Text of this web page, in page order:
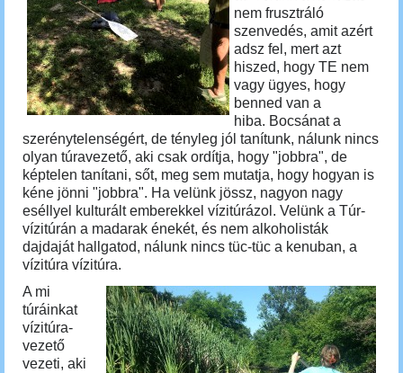
nem frusztráló
szenvedés, amit azért
adsz fel, mert azt
hiszed, hogy TE nem
vagy ügyes, hogy
benned van a
hiba. Bocsánat a
szerénytelenségért, de tényleg jól tanítunk, nálunk nincs
olyan túravezető, aki csak ordítja, hogy "jobbra", de
képtelen tanítani, sőt, meg sem mutatja, hogy hogyan is
kéne jönni "jobbra". Ha velünk jössz, nagyon nagy
eséllyel kulturált emberekkel vízitúrázol. Velünk a Túr-
vízitúrán a madarak énekét, és nem alkoholisták
dajdaját hallgatod, nálunk nincs tüc-tüc a kenuban, a
vízitúra vízitúra.
A mi
túráinkat
vízitúra-
vezető
vezeti, aki